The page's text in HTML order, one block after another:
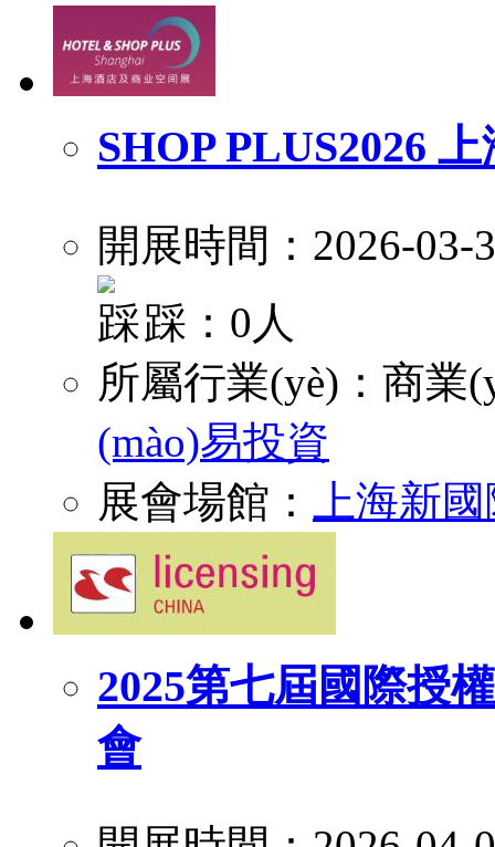
SHOP PLUS2026
開展時間：2026-
踩：0人
所屬行業(yè)： 商業
(mào)易投資
展會場館：
上海新
2025第七屆國際授
會